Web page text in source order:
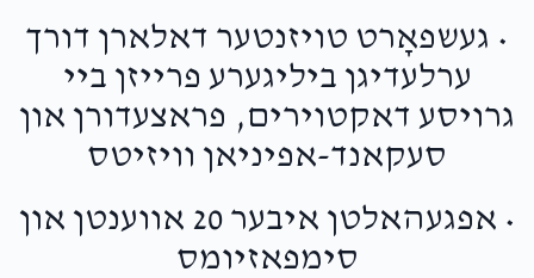
• געשפאָרט טויזנטער דאלארן דורך
ערלעדיגן ביליגערע פרייזן ביי
גרויסע דאקטוירים, פראצעדורן און
סעקאנד-אפיניאן וויזיטס
• אפגעהאלטן איבער 20 אווענטן און
סימפאזיומס